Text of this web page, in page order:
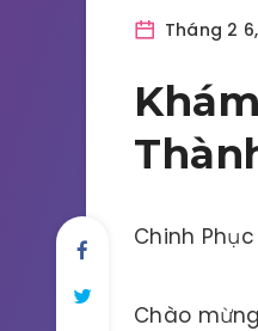
Tháng 2
Chinh
Chào